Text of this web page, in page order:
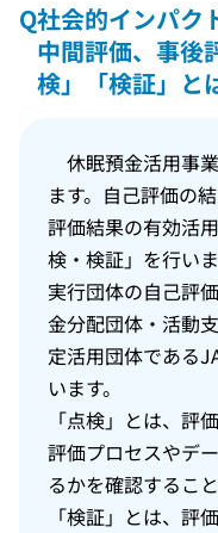
Q社会的インパク
中間評価、事後
検」「検証」と
休眠預金活用事
ます。自己評価の
評価結果の有効活
検・検証」を行いま
実行団体の自己評
金分配団体・活動
定活用団体である
います。
「点検」とは、評
評価プロセスやデ
るかを確認すること
「検証」とは、評